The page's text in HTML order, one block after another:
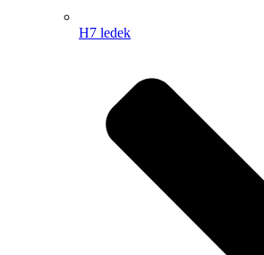
H7 ledek